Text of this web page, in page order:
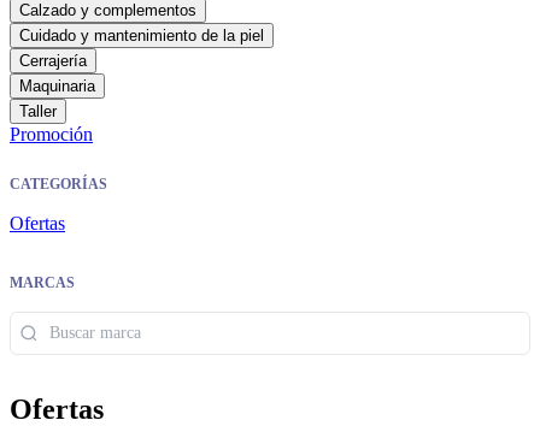
Calzado y complementos
Cuidado y mantenimiento de la piel
Cerrajería
Maquinaria
Taller
Promoción
CATEGORÍAS
Ofertas
MARCAS
Ofertas